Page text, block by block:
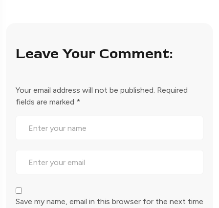
Leave Your Comment:
Your email address will not be published. Required
fields are marked *
Save my name, email in this browser for the next time